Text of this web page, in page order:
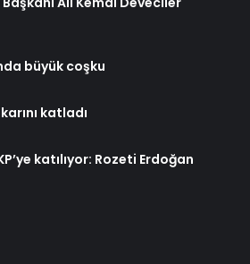
büyük coşku
katladı
katılıyor: Rozeti Erdoğan